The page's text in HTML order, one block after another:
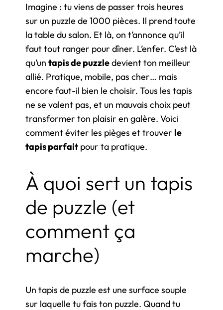
Imagine : tu viens de passer trois heures
sur un puzzle de 1000 pièces. Il prend toute
la table du salon. Et là, on t’annonce qu’il
faut tout ranger pour dîner. L’enfer. C’est là
qu’un tapis de puzzledevient ton meilleur
allié. Pratique, mobile, pas cher… mais
encore faut-il bien le choisir. Tous les tapis
ne se valent pas, et un mauvais choix peut
transformer ton plaisir en galère. Voici
comment éviter les pièges et trouver le
tapis parfaitpour ta pratique.
À quoi sert un tapis
de puzzle (et
comment ça
marche)
Un tapis de puzzle est une surface souple
sur laquelle tu fais ton puzzle. Quand tu